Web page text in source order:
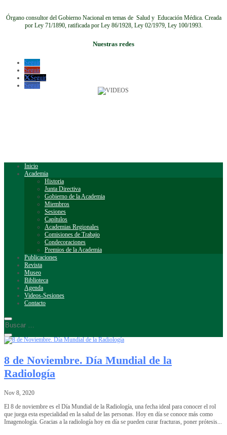
Órgano consultor del Gobierno Nacional en temas de Salud y Educación Médica. Creada
por Ley 71/1890, ratificada por Ley 86/1928, Ley 02/1979, Ley 100/1993.
Nuestras redes
Seguir
Seguir
Seguir
Seguir
Inicio
Academia
Historia
Junta Directiva
Gobierno de la Academia
Miembros
Sesiones
Capítulos
Academias Regionales
Comisiones de Trabajo
Condecoraciones
Premios de la Academia
Publicaciones
Revista
Museo
Biblioteca
Agenda
Videos-Sesiones
Contacto
8 de Noviembre. Día Mundial de la
Radiología
Nov 8, 2020
El 8 de noviembre es el Día Mundial de la Radiología, una fecha ideal para conocer el rol
que juega esta especialidad en la salud de las personas. Hoy en día se conoce más como
Imagenología. Gracias a la radiología hoy en día se pueden curar fracturas, poner prótesis...